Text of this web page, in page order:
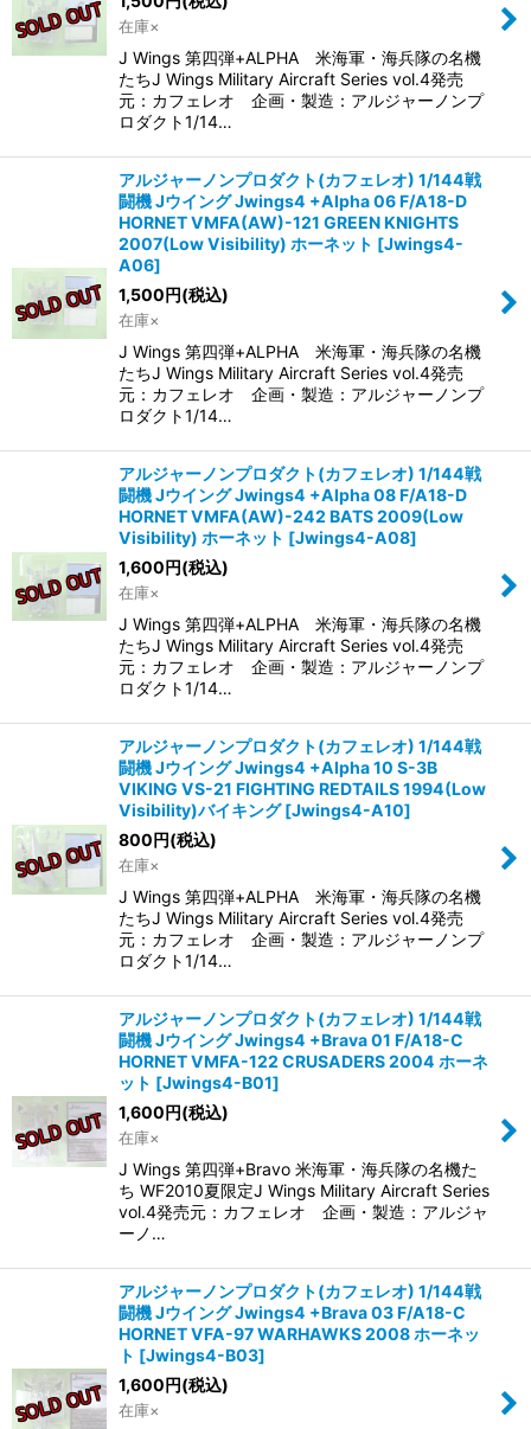
在庫×
J Wings 第四弾+ALPHA 米海軍・海兵隊の名機
たちJ Wings Military Aircraft Series vol.4発売
元：カフェレオ 企画・製造：アルジャーノンプ
ロダクト1/14…
アルジャーノンプロダクト(カフェレオ) 1/144戦
闘機 Jウイング Jwings4 +Alpha 06 F/A18-D
HORNET VMFA(AW)-121 GREEN KNIGHTS
2007(Low Visibility) ホーネット [Jwings4-
A06]
1,500円(税込)
在庫×
J Wings 第四弾+ALPHA 米海軍・海兵隊の名機
たちJ Wings Military Aircraft Series vol.4発売
元：カフェレオ 企画・製造：アルジャーノンプ
ロダクト1/14…
アルジャーノンプロダクト(カフェレオ) 1/144戦
闘機 Jウイング Jwings4 +Alpha 08 F/A18-D
HORNET VMFA(AW)-242 BATS 2009(Low
Visibility) ホーネット [Jwings4-A08]
1,600円(税込)
在庫×
J Wings 第四弾+ALPHA 米海軍・海兵隊の名機
たちJ Wings Military Aircraft Series vol.4発売
元：カフェレオ 企画・製造：アルジャーノンプ
ロダクト1/14…
アルジャーノンプロダクト(カフェレオ) 1/144戦
闘機 Jウイング Jwings4 +Alpha 10 S-3B
VIKING VS-21 FIGHTING REDTAILS 1994(Low
Visibility)バイキング [Jwings4-A10]
800円(税込)
在庫×
J Wings 第四弾+ALPHA 米海軍・海兵隊の名機
たちJ Wings Military Aircraft Series vol.4発売
元：カフェレオ 企画・製造：アルジャーノンプ
ロダクト1/14…
アルジャーノンプロダクト(カフェレオ) 1/144戦
闘機 Jウイング Jwings4 +Brava 01 F/A18-C
HORNET VMFA-122 CRUSADERS 2004 ホーネ
ット [Jwings4-B01]
1,600円(税込)
在庫×
J Wings 第四弾+Bravo 米海軍・海兵隊の名機た
ち WF2010夏限定J Wings Military Aircraft Series
vol.4発売元：カフェレオ 企画・製造：アルジャ
ーノ…
アルジャーノンプロダクト(カフェレオ) 1/144戦
闘機 Jウイング Jwings4 +Brava 03 F/A18-C
HORNET VFA-97 WARHAWKS 2008 ホーネッ
ト [Jwings4-B03]
1,600円(税込)
在庫×